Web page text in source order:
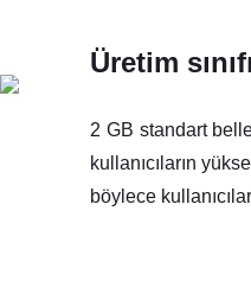
Üretim
2 GB standart
kullanıcıların
böylece